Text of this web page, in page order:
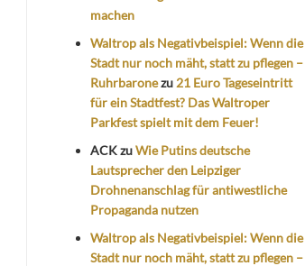
machen
Waltrop als Negativbeispiel: Wenn die
Stadt nur noch mäht, statt zu pflegen –
Ruhrbaronezu 21 Euro Tageseintritt
für ein Stadtfest? Das Waltroper
Parkfest spielt mit dem Feuer!
ACKzuWie Putins deutsche
Lautsprecher den Leipziger
Drohnenanschlag für antiwestliche
Propaganda nutzen
Waltrop als Negativbeispiel: Wenn die
Stadt nur noch mäht, statt zu pflegen –